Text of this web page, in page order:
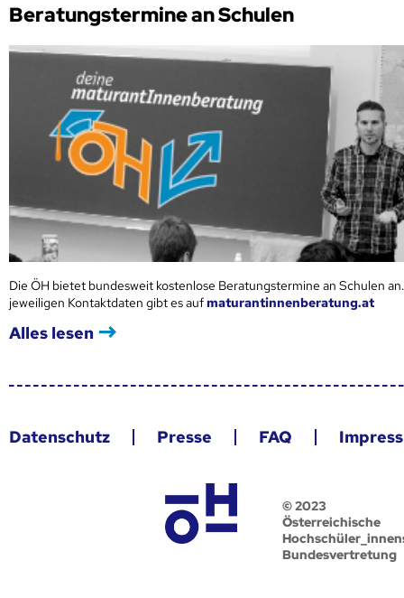
Beratungstermine an Schulen
Die ÖH bietet bundesweit kostenlose Beratungstermine an Schulen
jeweiligen Kontaktdaten gibt es aufmaturantinnenberatung.at
Alles lesen
Datenschutz Presse FAQ
© 2023
Österreichische
Bundesvertretung